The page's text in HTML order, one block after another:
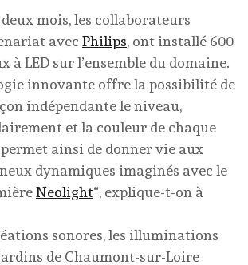
mois, les collaborateurs
avec Philips, ont installé 600
à LED sur l’ensemble du domaine.
innovante offre la possibilité de
indépendante le niveau,
et la couleur de chaque
ainsi de donner vie aux
dynamiques imaginés avec le
Neolight“, explique-t-on à
sonores, les illuminations
de Chaumont-sur-Loire